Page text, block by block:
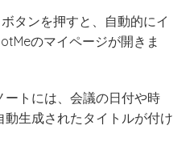
タンを押すと、自動的にイ
のマイページが開きま
ートには、会議の日付や時
生成されたタイトルが付け